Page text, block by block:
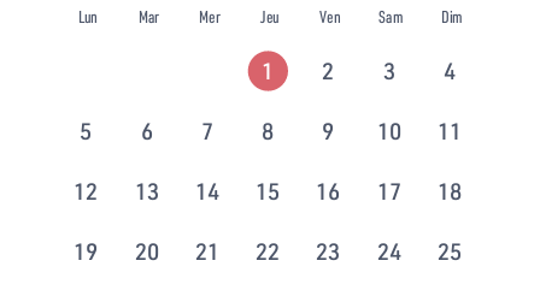
Lun Mar Mer Jeu Ven Sam Dim
1 2 3 4
5 6 7 8 9 10 11
12 13 14 15 16 17 18
19 20 21 22 23 24 25